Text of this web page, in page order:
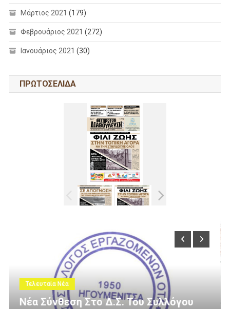
Μάρτιος 2021 (179)
Φεβρουάριος 2021 (272)
Ιανουάριος 2021 (30)
ΠΡΩΤΟΣΕΛΙΔΑ
Συλλόγου
Τελευταία Νέα